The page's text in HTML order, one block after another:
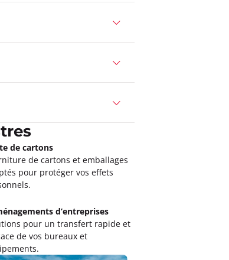
de cartons
de cartons et emballages
pour protéger vos effets
d’entreprises
pour un transfert rapide et
de vos bureaux et